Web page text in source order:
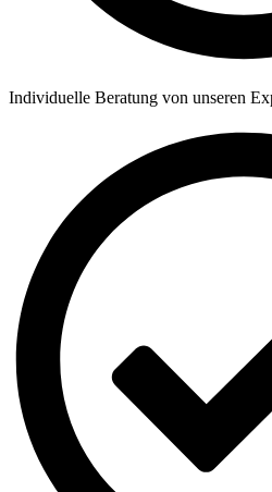
Individuelle Beratung von unseren